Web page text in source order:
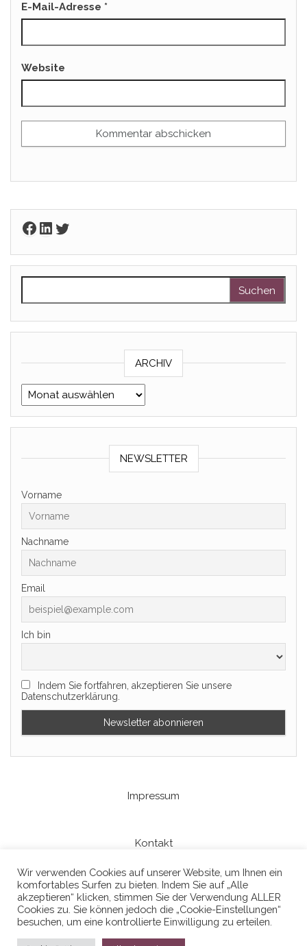
E-Mail-Adresse *
Website
Facebook
LinkedIn
Twitter
ARCHIV
Archiv
NEWSLETTER
Vorname
Nachname
Email
Ich bin
Indem Sie fortfahren, akzeptieren Sie unsere
Datenschutzerklärung.
Impressum
Kontakt
Datenschutzerklaerung
Wir verwenden Cookies auf unserer Website, um Ihnen ein
komfortables Surfen zu bieten. Indem Sie auf „Alle
akzeptieren“ klicken, stimmen Sie der Verwendung ALLER
Cookies zu. Sie können jedoch die „Cookie-Einstellungen“
besuchen, um eine kontrollierte Einwilligung zu erteilen.